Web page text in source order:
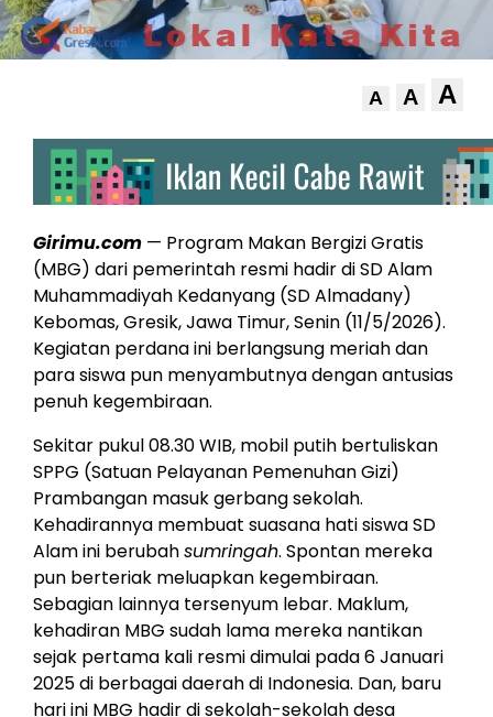
A A A
Girimu.com — Program Makan Bergizi Gratis
(MBG) dari pemerintah resmi hadir di SD Alam
Muhammadiyah Kedanyang (SD Almadany)
Kebomas, Gresik, Jawa Timur, Senin (11/5/2026).
Kegiatan perdana ini berlangsung meriah dan
para siswa pun menyambutnya dengan antusias
penuh kegembiraan.
Sekitar pukul 08.30 WIB, mobil putih bertuliskan
SPPG (Satuan Pelayanan Pemenuhan Gizi)
Prambangan masuk gerbang sekolah.
Kehadirannya membuat suasana hati siswa SD
Alam ini berubahsumringah. Spontan mereka
pun berteriak meluapkan kegembiraan.
Sebagian lainnya tersenyum lebar. Maklum,
kehadiran MBG sudah lama mereka nantikan
sejak pertama kali resmi dimulai pada 6 Januari
2025 di berbagai daerah di Indonesia. Dan, baru
hari ini MBG hadir di sekolah-sekolah desa